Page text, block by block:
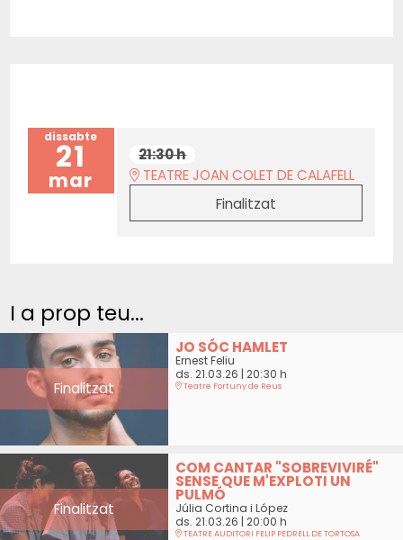
dissabte
21
mar
21:30 h
TEATRE JOAN COLET DE CALAFELL
Finalitzat
I a prop teu...
Finalitzat
JO SÓC HAMLET
Ernest Feliu
ds. 21.03.26 | 20:30 h
Teatre Fortuny de Reus
Finalitzat
COM CANTAR "SOBREVIVIRÉ"
SENSE QUE M'EXPLOTI UN
PULMÓ
Júlia Cortina i López
ds. 21.03.26 | 20:00 h
TEATRE AUDITORI FELIP PEDRELL DE TORTOSA